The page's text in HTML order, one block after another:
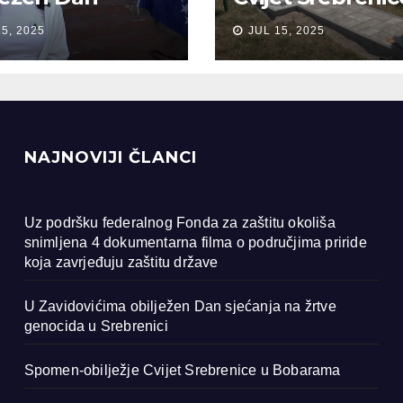
na žrtve
u
2025
Bobarama
JUL 15, 2025
NAJNOVIJI ČLANCI
Uz podršku federalnog Fonda za zaštitu okoliša
snimljena 4 dokumentarna filma o područjima priride
koja zavrjeđuju zaštitu države
U Zavidovićima obilježen Dan sjećanja na žrtve
genocida u Srebrenici
Spomen-obilježje Cvijet Srebrenice u Bobarama